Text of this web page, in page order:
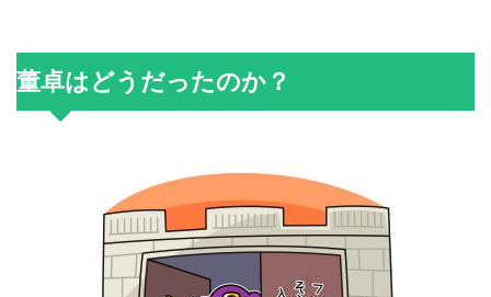
董卓はどうだったのか？